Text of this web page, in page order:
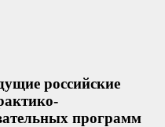
российские
программ